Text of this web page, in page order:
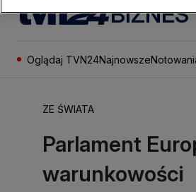
BIZNES
Oglądaj TVN24Najnowsze
ZE ŚWIATA
Parlament
warunkowości